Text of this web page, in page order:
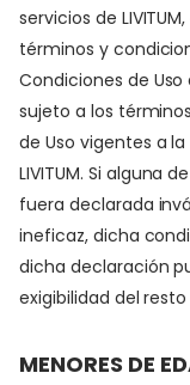
servicios de
términos y
Condiciones de
sujeto a los
de Uso vigentes a
LIVITUM. Si alguna
fuera declarada
ineficaz, dicha
dicha declaración
exigibilidad del
MENORES DE